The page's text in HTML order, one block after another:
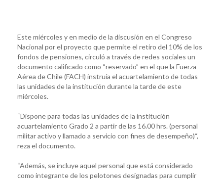
Este miércoles y en medio de la discusión en el Congreso
Nacional por el proyecto que permite el retiro del 10% de los
fondos de pensiones, circuló a través de redes sociales un
documento calificado como “reservado” en el que la Fuerza
Aérea de Chile (FACH) instruía el acuartelamiento de todas
las unidades de la institución durante la tarde de este
miércoles.
“Dispone para todas las unidades de la institución
acuartelamiento Grado 2 a partir de las 16.00 hrs. (personal
militar activo y llamado a servicio con fines de desempeño)“,
reza el documento.
“Además, se incluye aquel personal que está considerado
como integrante de los pelotones designadas para cumplir